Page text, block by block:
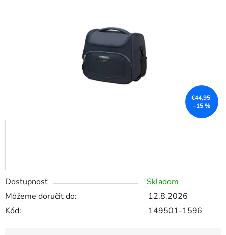
Dostupnosť
Skladom
Môžeme doručiť do:
12.8.2026
Kód:
149501-1596
€44,95
–15 %